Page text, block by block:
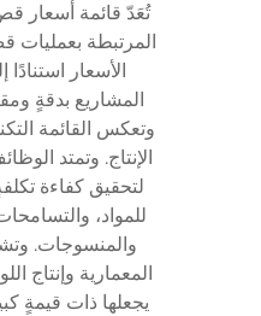
تُعَدّ قائمة أسعار
المرتبطة بعمليات
الأسعار
المشاريع بدقةٍ
الإنتاج. وتمتد
لتحقيق كفاءة
للمواد،
والمنسوجات.
المعمارية وإنتاج
يجعلها ذات قيمةٍ